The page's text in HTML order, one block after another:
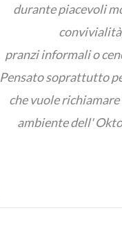
durante piacevoli
pranzi informali o
Pensato soprattutto
che vuole
ambiente dell'